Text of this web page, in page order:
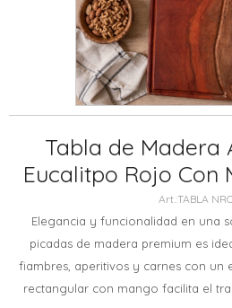
Tabla de Madera
Eucalitpo Rojo Con
TABLA
Elegancia y funcionalidad en una
picadas de madera premium es
fiambres, aperitivos y carnes con un
rectangular con mango facilita el